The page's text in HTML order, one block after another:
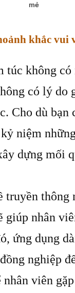
mẻ
khắc vui
không
có lý do
Cho dù bạn
niệm
dựng mối
thông
giúp nhân
ứng dụng
nghiệp
viên